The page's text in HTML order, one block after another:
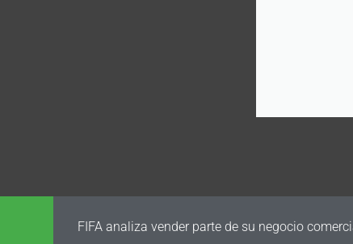
FIFA analiza vender parte de su negocio